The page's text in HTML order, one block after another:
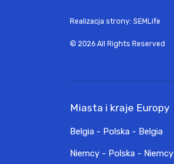
Realizacja strony: SEMLife
© 2026 All Rights Reserved
Miasta i kraje Europy
Belgia - Polska - Belgia
Niemcy - Polska - Niemcy